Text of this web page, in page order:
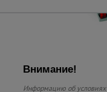
Внимание!
Информацию об условиях